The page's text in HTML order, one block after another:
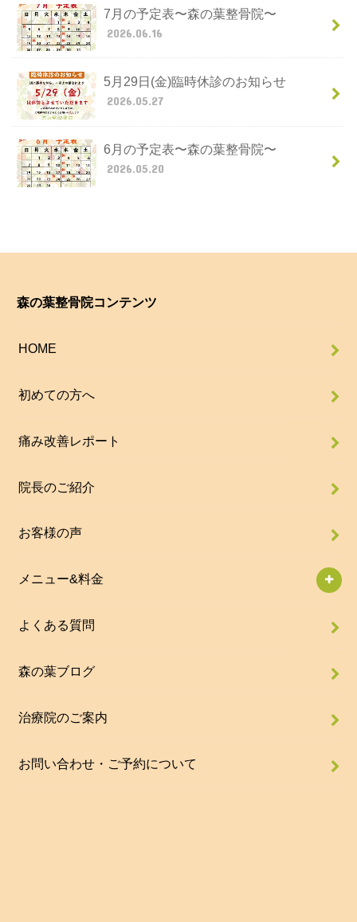
7月の予定表〜森の葉整骨院〜
2026.06.16
5月29日(金)臨時休診のお知らせ
2026.05.27
6月の予定表〜森の葉整骨院〜
2026.05.20
森の葉整骨院コンテンツ
HOME
初めての方へ
痛み改善レポート
院長のご紹介
お客様の声
メニュー&料金
よくある質問
森の葉ブログ
治療院のご案内
お問い合わせ・ご予約について